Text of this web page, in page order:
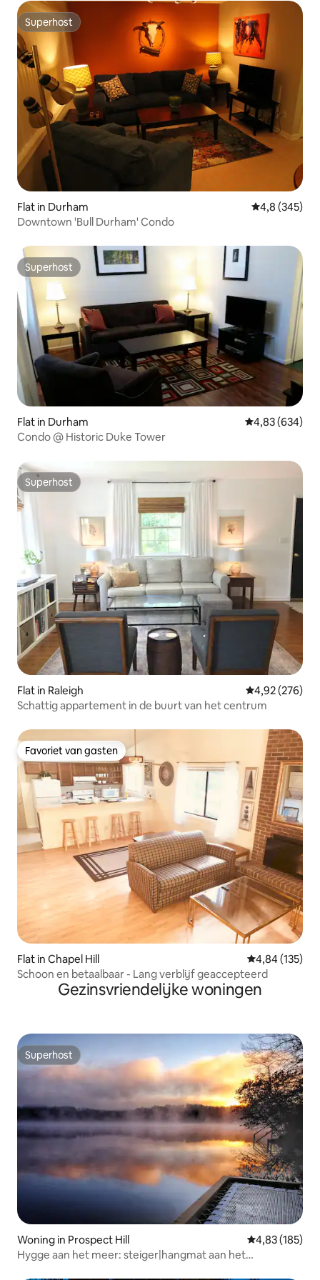
Superhost
Superhost
Flat in Durham Gemiddelde
4,8 (345)
Downtown 'Bull Durham' Condo
Superhost
Superhost
Flat in Durham Gemiddelde
4,83 (634)
Condo @ Historic Duke Tower
Superhost
Superhost
Flat in Raleigh Gemiddelde
4,92 (276)
Schattig appartement in de buurt van het centrum
Favoriet van gasten
Favoriet van gasten
Flat in Chapel Hill Gemiddelde
4,84 (135)
Schoon en betaalbaar - Lang verblijf geaccepteerd
Gezinsvriendelijke woningen
Superhost
Superhost
Woning in Prospect Hill Gemiddelde
4,83 (185)
Hygge aan het meer: steiger|hangmat aan het